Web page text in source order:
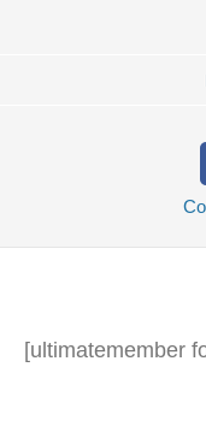
[ultimatemember